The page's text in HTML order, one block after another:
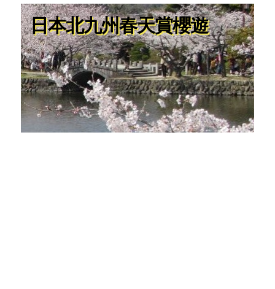
日本北九州春天賞櫻遊